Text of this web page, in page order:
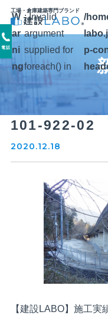
工場・倉庫建築専門ブランド
電話
W
ar
ni
ng
: Invalid
argument
supplied for
foreach() in
/
p-
101-922-02
2020.12.18
【建設LABO】施工実